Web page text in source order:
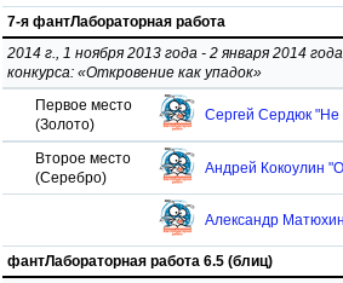
7-я фантЛабораторная работа
2014 г., 1 ноября 2013 года - 2 января 2014
конкурса: «Откровение как упадок»
Первое место
(Золото)
Сергей Сердюк "Не
Второе место
(Серебро)
Андрей Кокоулин
Александр
фантЛабораторная работа 6.5 (блиц)